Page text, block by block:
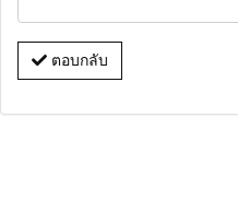
ตอบกลับ